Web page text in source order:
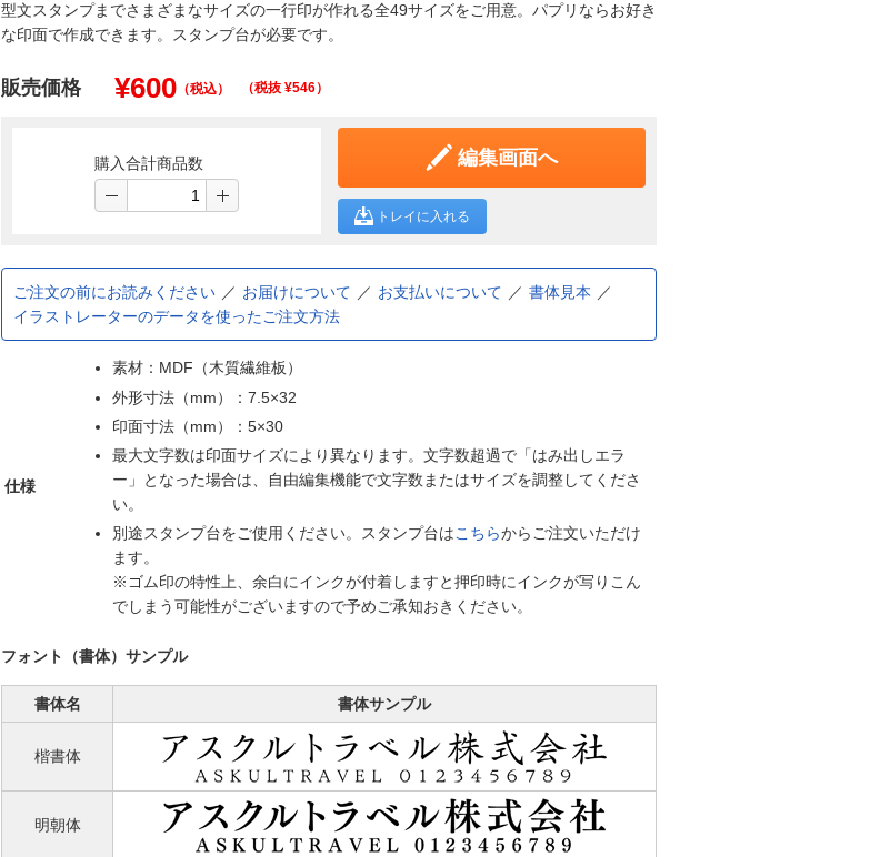
型文スタンプまでさまざまなサイズの一行印が作れる全49サイズをご用意。パプリならお好き
な印面で作成できます。スタンプ台が必要です。
販売価格 ¥600 （税込） （税抜 ¥546）
購入合計商品数 編集画面へ
トレイに入れる
ご注文の前にお読みください お届けについて お支払いについて
書体見本
イラストレーターのデータを使ったご注文方法
仕様
素材：MDF（木質繊維板）
外形寸法（mm）：7.5×32
印面寸法（mm）：5×30
最大文字数は印面サイズにより異なります。文字数超過で「はみ出しエラ
ー」となった場合は、自由編集機能で文字数またはサイズを調整してくださ
い。
別途スタンプ台をご使用ください。スタンプ台はこちらからご注文いただけ
ます。
※ゴム印の特性上、余白にインクが付着しますと押印時にインクが写りこん
でしまう可能性がございますので予めご承知おきください。
フォント（書体）サンプル
書体名 書体サンプル
楷書体
明朝体